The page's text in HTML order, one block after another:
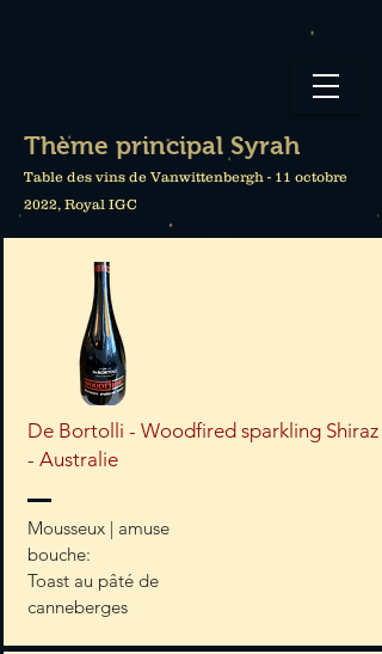
Thème principal Syrah
Table des vins de Vanwittenbergh - 11 octobre
2022, Royal IGC
De Bortolli - Woodfired sparkling Shiraz
- Australie
Mousseux | amuse
bouche:
Toast au pâté de
canneberges